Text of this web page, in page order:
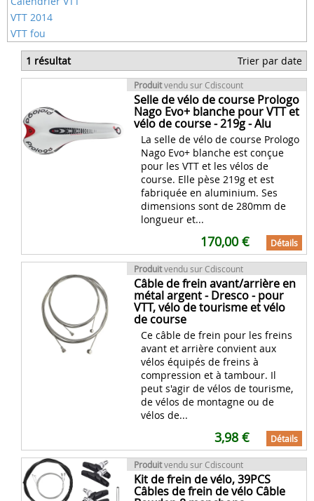
VTT 2014
VTT fou
1 résultat Trier par date
Produitvendu sur Cdiscount
Selle de vélo de course Prologo
Nago Evo+ blanche pour VTT et
vélo de course - 219g - Alu
La selle de vélo de course Prologo
Nago Evo+ blanche est conçue
pour les VTT et les vélos de
course. Elle pèse 219g et est
fabriquée en aluminium. Ses
dimensions sont de 280mm de
longueur et...
170,00 € Détails
Produitvendu sur Cdiscount
Câble de frein avant/arrière en
métal argent - Dresco - pour
VTT, vélo de tourisme et vélo
de course
Ce câble de frein pour les freins
avant et arrière convient aux
vélos équipés de freins à
compression et à tambour. Il
peut s'agir de vélos de tourisme,
de vélos de montagne ou de
vélos de...
3,98 € Détails
Produitvendu sur Cdiscount
Kit de frein de vélo, 39PCS
Câbles de frein de vélo Câble